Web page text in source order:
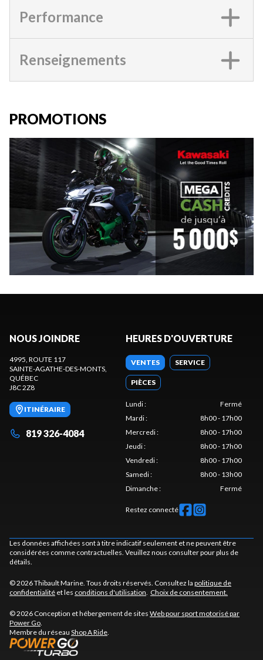
Performance
Renseignements
PROMOTIONS
NOUS JOINDRE
4995, ROUTE 117
SAINTE-AGATHE-DES-MONTS,
QUÉBEC
J8C 2Z8
ITINÉRAIRE
819 326-4084
HEURES D'OUVERTURE
VENTES SERVICE
PIÈCES
Lundi:
Fermé
Mardi:
8h00 - 17h00
Mercredi:
8h00 - 17h00
Jeudi:
8h00 - 17h00
Vendredi:
8h00 - 17h00
Samedi:
8h00 - 13h00
Dimanche: Fermé
Restez connecté
Les données affichées sont à titre indicatif seulement et ne peuvent être
considérées comme contractuelles. Veuillez nous consulter pour plus de
détails.
© 2026 Thibault Marine. Tous droits réservés. Consultez la politique de
confidentialité et les conditions d'utilisation. Choix de consentement.
© 2026 Conception et hébergement de sites Web pour sport motorisé par
Power Go.
Membre du réseau Shop A Ride.